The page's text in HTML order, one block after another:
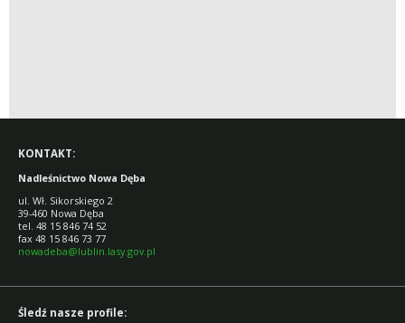
KONTAKT:
Nadleśnictwo Nowa Dęba
ul. Wł. Sikorskiego 2
39-460 Nowa Dęba
tel. 48 15 846 74 52
fax 48 15 846 73 77
nowadeba@lublin.lasy.gov.pl
Śledź nasze profile: